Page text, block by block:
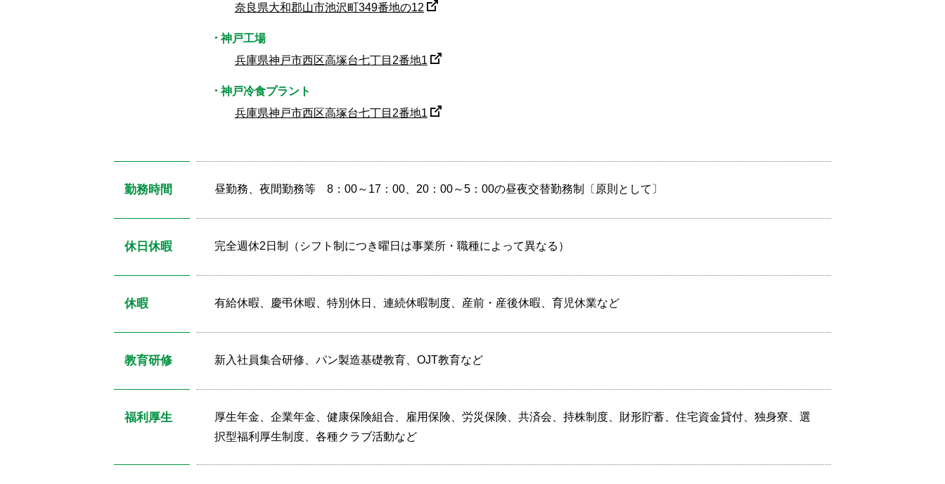
奈良県大和郡山市池沢町349番地の12
神戸工場
兵庫県神戸市西区高塚台七丁目2番地1
神戸冷食プラント
兵庫県神戸市西区高塚台七丁目2番地1
勤務時間 昼勤務、夜間勤務等 8：00～17：00、20：00～5：00の昼夜交替勤務制〔原則として〕
休日休暇 完全週休2日制（シフト制につき曜日は事業所・職種によって異なる）
休暇 有給休暇、慶弔休暇、特別休日、連続休暇制度、産前・産後休暇、育児休業など
教育研修 新入社員集合研修、パン製造基礎教育、OJT教育など
福利厚生
厚生年金、企業年金、健康保険組合、雇用保険、労災保険、共済会、持株制度、財形貯蓄、住宅資金貸付、独身寮、選
択型福利厚生制度、各種クラブ活動など